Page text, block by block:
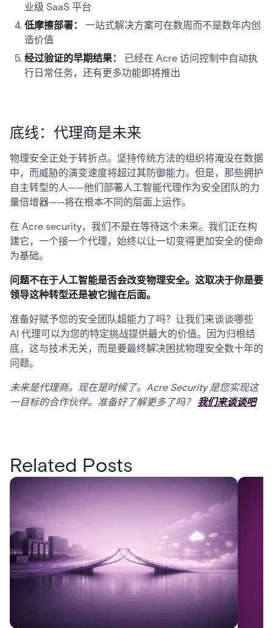
业级 SaaS 平台
低摩擦部署：
一站式解决方案可在数周而不是数年内创
造价值
经过验证的早期结果：
已经在 Acre 访问控制中自动执
行日常任务，还有更多功能即将推出
底线：代理商是未来
物理安全正处于转折点。坚持传统方法的组织将淹没在数据
中，而威胁的演变速度将超过其防御能力。但是，那些拥护
自主转型的人——他们部署人工智能代理作为安全团队的力
量倍增器——将在根本不同的层面上运作。
在 Acre security，我们不是在等待这个未来。我们正在构
建它，一个接一个代理，始终以让一切变得更加安全的使命
为基础。
问题不在于人工智能是否会改变物理安全。这取决于你是要
领导这种转型还是被它抛在后面。
准备好赋予您的安全团队超能力了吗？让我们来谈谈哪些
AI 代理可以为您的特定挑战提供最大的价值。因为归根结
底，这与技术无关，而是要最终解决困扰物理安全数十年的
问题。
未来是代理商。现在是时候了。Acre Security 是您实现这
一目标的合作伙伴。准备好了解更多了吗？ 我们来谈谈吧
Related Posts